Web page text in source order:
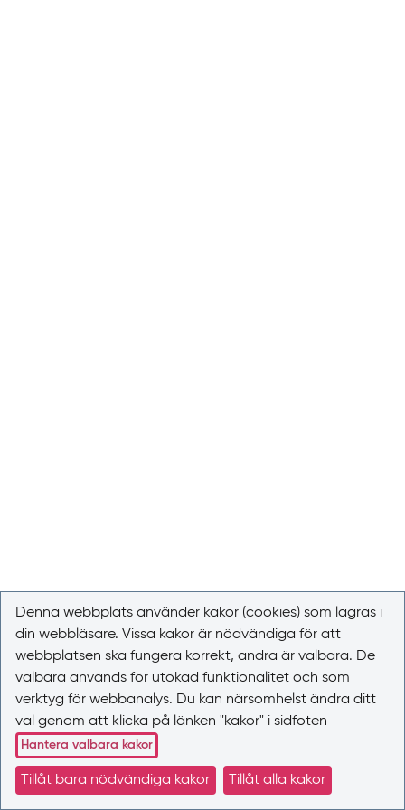
Denna webbplats använder kakor (cookies) som lagras i
din webbläsare. Vissa kakor är nödvändiga för att
webbplatsen ska fungera korrekt, andra är valbara. De
valbara används för utökad funktionalitet och som
verktyg för webbanalys. Du kan närsomhelst ändra ditt
val genom att klicka på länken "kakor" i sidfoten
Hantera valbara kakor
Tillåt bara nödvändiga kakor Tillåt alla kakor